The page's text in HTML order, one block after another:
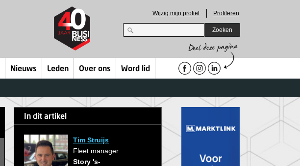
Wijzig mijn profiel Profileren
Zoeken
Nieuws Leden Over ons Word lid
In dit artikel
Tim Struijs
Fleet manager
Story 's-